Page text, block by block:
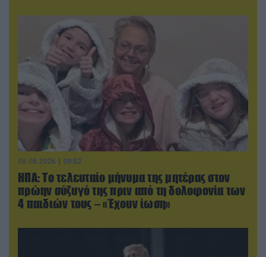
06.08.2026 | 09:02
ΗΠΑ: Το τελευταίο μήνυμα της μητέρας στον
πρώην σύζυγό της πριν από τη δολοφονία των
4 παιδιών τους – «Έχουν ίωση»